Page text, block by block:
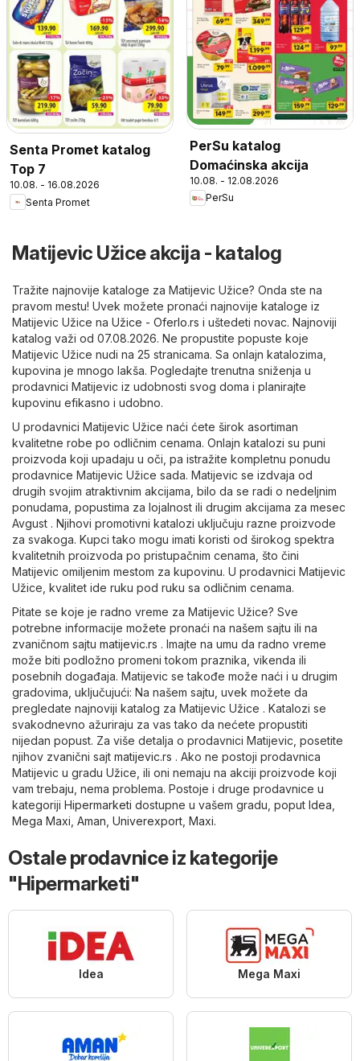
Senta Promet katalog
Top 7
10.08. - 16.08.2026
Senta Promet
PerSu katalog
Domaćinska akcija
10.08. - 12.08.2026
PerSu
Matijevic Užice akcija - katalog
Tražite najnovije kataloge za Matijevic Užice? Onda ste na
pravom mestu! Uvek možete pronaći najnovije kataloge iz
Matijevic Užice na Užice - Oferlo.rs i uštedeti novac. Najnoviji
katalog važi od 07.08.2026. Ne propustite popuste koje
Matijevic Užice nudi na 25 stranicama. Sa onlajn katalozima,
kupovina je mnogo lakša. Pogledajte trenutna sniženja u
prodavnici Matijevic iz udobnosti svog doma i planirajte
kupovinu efikasno i udobno.
U prodavnici Matijevic Užice naći ćete širok asortiman
kvalitetne robe po odličnim cenama. Onlajn katalozi su puni
proizvoda koji upadaju u oči, pa istražite kompletnu ponudu
prodavnice Matijevic Užice sada. Matijevic se izdvaja od
drugih svojim atraktivnim akcijama, bilo da se radi o nedeljnim
ponudama, popustima za lojalnost ili drugim akcijama za mesec
Avgust . Njihovi promotivni katalozi uključuju razne proizvode
za svakoga. Kupci tako mogu imati koristi od širokog spektra
kvalitetnih proizvoda po pristupačnim cenama, što čini
Matijevic omiljenim mestom za kupovinu. U prodavnici Matijevic
Užice, kvalitet ide ruku pod ruku sa odličnim cenama.
Pitate se koje je radno vreme za Matijevic Užice? Sve
potrebne informacije možete pronaći na našem sajtu ili na
zvaničnom sajtu matijevic.rs . Imajte na umu da radno vreme
može biti podložno promeni tokom praznika, vikenda ili
posebnih događaja. Matijevic se takođe može naći i u drugim
gradovima, uključujući: Na našem sajtu, uvek možete da
pregledate najnoviji katalog za Matijevic Užice . Katalozi se
svakodnevno ažuriraju za vas tako da nećete propustiti
nijedan popust. Za više detalja o prodavnici Matijevic, posetite
njihov zvanični sajt matijevic.rs . Ako ne postoji prodavnica
Matijevic u gradu Užice, ili oni nemaju na akciji proizvode koji
vam trebaju, nema problema. Postoje i druge prodavnice u
kategoriji Hipermarketi dostupne u vašem gradu, poput Idea
Mega Maxi Aman Univerexport Maxi.
Ostale prodavnice iz kategorije
"Hipermarketi"
Idea Mega Maxi